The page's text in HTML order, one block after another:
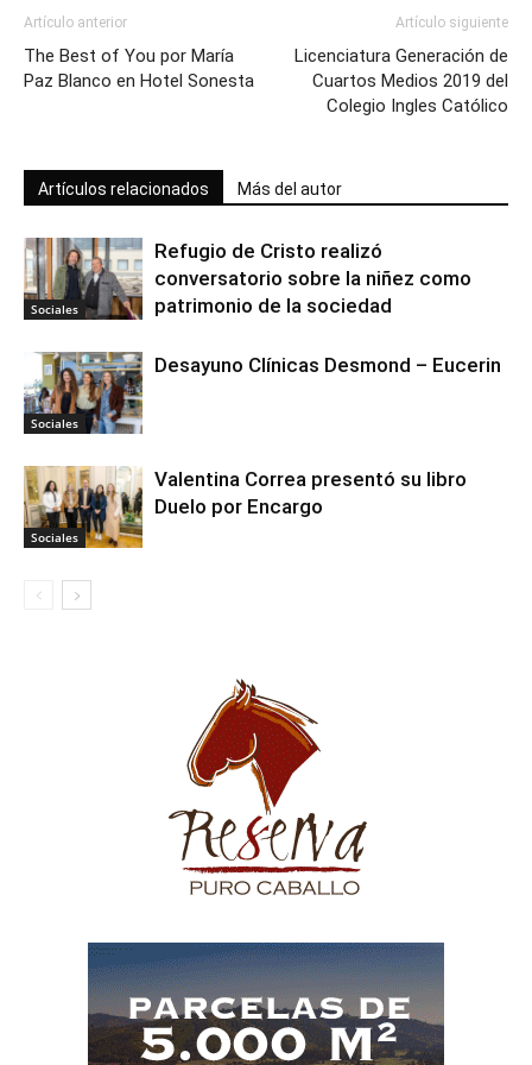
Artículo anterior
The Best of You por María
Paz Blanco en Hotel Sonesta
Artículo siguiente
Licenciatura Generación de
Cuartos Medios 2019 del
Colegio Ingles Católico
Artículos relacionados Más del autor
Sociales
Refugio de Cristo realizó
conversatorio sobre la niñez como
patrimonio de la sociedad
Sociales
Desayuno Clínicas Desmond – Eucerin
Sociales
Valentina Correa presentó su libro
Duelo por Encargo